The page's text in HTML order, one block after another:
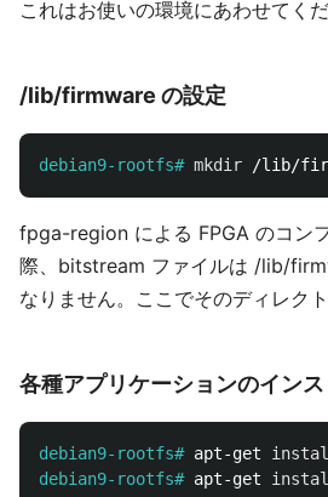
これはお使いの環境にあわせてくだ
/lib/firmware の設定
debian9-rootfs# mkdir
fpga-region による FPGA のコン
際、bitstream ファイルは /lib/
なりません。ここでそのディレク
各種アプリケーションのイン
debian9-rootfs# apt-get
debian9-rootfs# apt-get